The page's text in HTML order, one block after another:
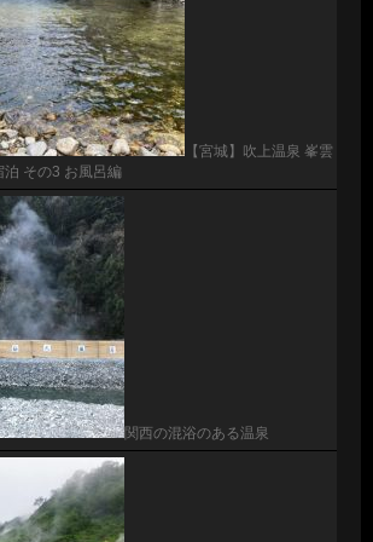
【宮城】吹上温泉 峯雲
泊 その3 お風呂編
関西の混浴のある温泉